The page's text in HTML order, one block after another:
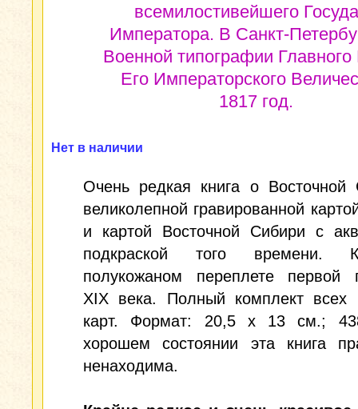
всемилостивейшего
Императора. В Санкт-
Военной типографии
Его Императорского
1817 год.
Нет в наличии
Очень редкая книга о Восточной
великолепной гравированной
и картой Восточной Сибири с
подкраской того времени.
полукожаном переплете первой
XIX века. Полный комплект всех
карт. Формат: 20,5 х 13 см.;
хорошем состоянии эта книга
ненаходима.